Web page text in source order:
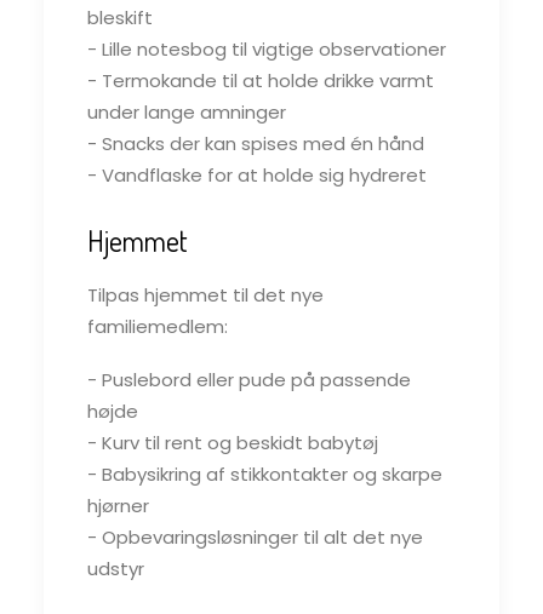
bleskift
- Lille notesbog til vigtige observationer
- Termokande til at holde drikke varmt
under lange amninger
- Snacks der kan spises med én hånd
- Vandflaske for at holde sig hydreret
Hjemmet
Tilpas hjemmet til det nye
familiemedlem:
- Puslebord eller pude på passende
højde
- Kurv til rent og beskidt babytøj
- Babysikring af stikkontakter og skarpe
hjørner
- Opbevaringsløsninger til alt det nye
udstyr